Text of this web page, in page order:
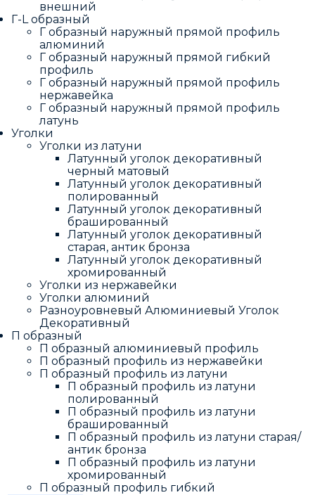
внешний
Г-L образный
Г образный наружный прямой профиль
алюминий
Г образный наружный прямой гибкий
профиль
Г образный наружный прямой профиль
нержавейка
Г образный наружный прямой профиль
латунь
Уголки
Уголки из латуни
Латунный уголок декоративный
черный матовый
Латунный уголок декоративный
полированный
Латунный уголок декоративный
брашированный
Латунный уголок декоративный
старая, антик бронза
Латунный уголок декоративный
хромированный
Уголки из нержавейки
Уголки алюминий
Разноуровневый Алюминиевый Уголок
Декоративный
П образный
П образный алюминиевый профиль
П образный профиль из нержавейки
П образный профиль из латуни
П образный профиль из латуни
полированный
П образный профиль из латуни
брашированный
П образный профиль из латуни старая/
антик бронза
П образный профиль из латуни
хромированный
П образный профиль гибкий